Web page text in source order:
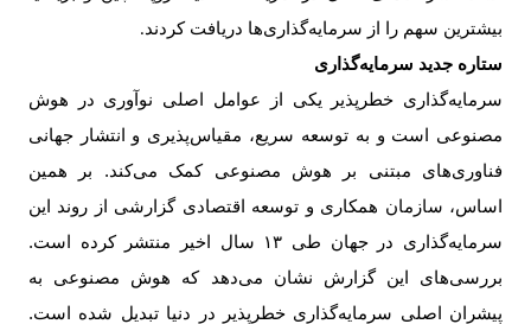
بیشترین سهم را از سرمایه‌گذاری‌ها دریافت کردند.
ستاره جدید سرمایه‌گذاری
سرمایه‌گذاری خطرپذیر یکی از عوامل اصلی نوآوری در هوش
مصنوعی است و به توسعه سریع، مقیاس‌پذیری و انتشار جهانی
فناوری‌های مبتنی بر هوش مصنوعی کمک می‌کند. بر همین
اساس، سازمان همکاری و توسعه اقتصادی گزارشی از روند این
سرمایه‌گذاری در جهان طی۱۳
سال اخیر منتشر کرده است.
بررسی‌های این گزارش نشان می‌دهد که هوش مصنوعی به
پیشران اصلی سرمایه‌گذاری خطرپذیر در دنیا تبدیل شده است.